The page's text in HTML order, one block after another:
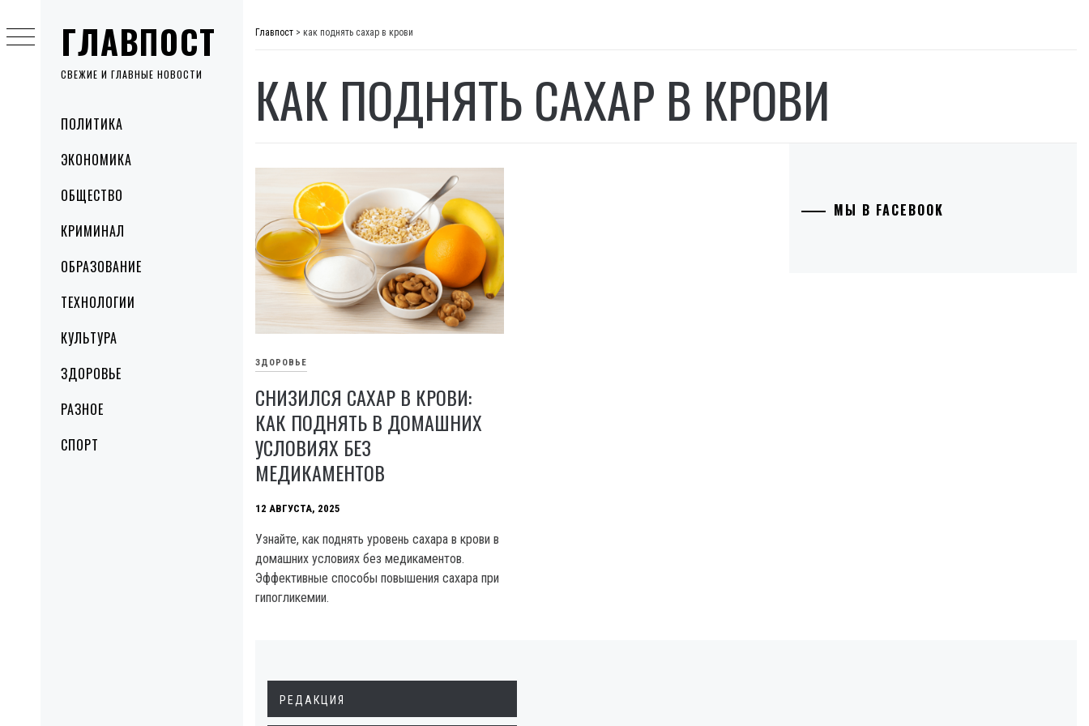
ГЛАВПОСТ
СВЕЖИЕ И ГЛАВНЫЕ НОВОСТИ
MenuПОЛИТИКА
ЭКОНОМИКА
ОБЩЕСТВО
КРИМИНАЛ
ОБРАЗОВАНИЕ
ТЕХНОЛОГИИ
КУЛЬТУРА
ЗДОРОВЬЕ
РАЗНОЕ
СПОРТ
to
content
Главпост > как поднять сахар в крови
КАК ПОДНЯТЬ САХАР В КРОВИ
ЗДОРОВЬЕ
СНИЗИЛСЯ САХАР В КРОВИ:
КАК ПОДНЯТЬ В ДОМАШНИХ
УСЛОВИЯХ БЕЗ
МЕДИКАМЕНТОВ
12 АВГУСТА, 2025
Узнайте, как поднять уровень сахара в крови в
домашних условиях без медикаментов.
Эффективные способы повышения сахара при
гипогликемии.
МЫ В FACEBOOK
РЕДАКЦИЯ